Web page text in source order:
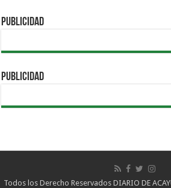
PUBLICIDAD
PUBLICIDAD
Todos los Derecho Reservados DIARIO DE